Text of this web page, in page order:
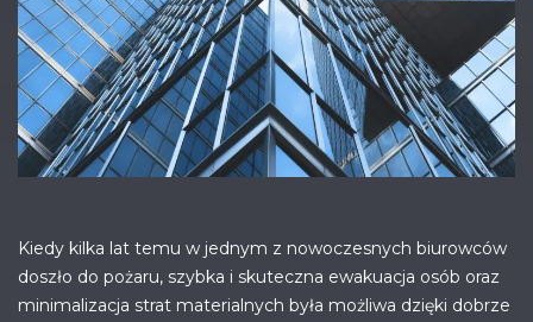
Kiedy kilka lat temu w jednym z nowoczesnych biurowców
doszło do pożaru, szybka i skuteczna ewakuacja osób oraz
minimalizacja strat materialnych była możliwa dzięki dobrze